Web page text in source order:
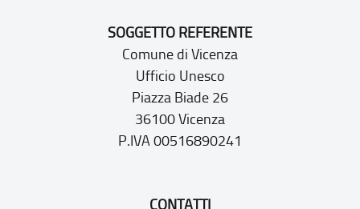
SOGGETTO REFERENTE
Comune di Vicenza
Ufficio Unesco
Piazza Biade 26
36100 Vicenza
P.IVA 00516890241
CONTATTI